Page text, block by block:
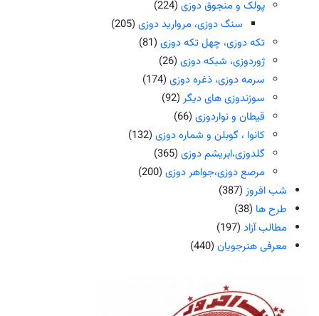
پولک و منجوق دوزی (224)
سنگ دوزی، مروارید دوزی(205)
تکه دوزی، چهل تکه دوزی (81)
ژوردوزی، شبکه دوزی (26)
سرمه دوزی، ذغره دوزی (174)
سوزندوزی های دیگر (92)
قیطان و نواردوزی (66)
کانوا ، گوبلن و شماره دوزی (132)
گلدوزی،ابریشم دوزی (365)
مرصع دوزی،جواهر دوزی (200)
شب افروز (387)
طرح ها (38)
مطالب آزاد (197)
معرفی هنرجویان (440)